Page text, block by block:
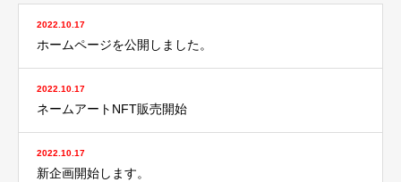
2022.10.17
ホームページを公開しました。
2022.10.17
ネームアートNFT販売開始
2022.10.17
新企画開始します。